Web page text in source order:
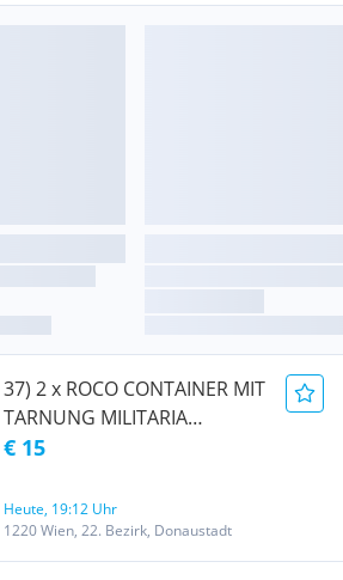
37) 2 x ROCO CONTAINER MIT
TARNUNG MILITARIA
MODELLBAU MODELLBAHN
€ 15
Heute, 19:12 Uhr
1220 Wien, 22. Bezirk, Donaustadt